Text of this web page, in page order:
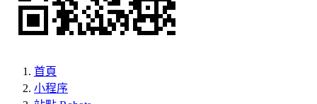
首頁
小程序